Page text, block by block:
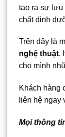
tạo ra sự lưu
chất dinh
Trên đây là
nghệ thuật.
cho mình
Khách hàng
liên hệ ngay
Mọi thông